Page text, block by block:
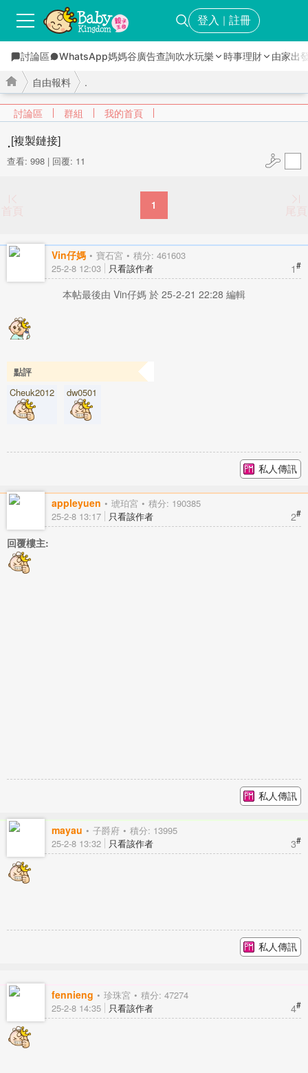
登入 ｜ 註冊
討論區 WhatsApp媽媽谷廣告查詢吹水玩樂 時事理財 由家出
討論區 群組 我的首頁
›
自由報料
›
.
查看: 998 | 回覆: 11
.[複製鏈接]
首頁 1 尾頁
Vin仔媽 寶石宮 積分: 461603
1#
25-2-8 12:03 只看該作者
本帖最後由 Vin仔媽 於 25-2-21 22:28 編輯
點評
Cheuk2012
dw0501
私人傳訊
appleyuen 琥珀宮 積分: 190385
2#
25-2-8 13:17 只看該作者
回覆樓主:
私人傳訊
mayau 子爵府 積分: 13995
3#
25-2-8 13:32 只看該作者
私人傳訊
fennieng 珍珠宮 積分: 47274
4#
25-2-8 14:35 只看該作者